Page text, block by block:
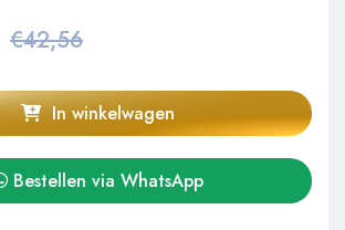
€42,56
In winkelwagen
Bestellen via WhatsApp